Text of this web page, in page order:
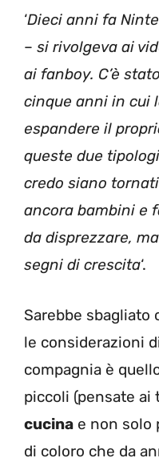
‘Dieci anni fa
– si rivolgeva ai
ai fanboy. C’è
cinque anni in cui
espandere il
queste due
credo siano
ancora bambini e
da disprezzare,
segni di crescita‘.
Sarebbe sbagliato
le considerazioni
compagnia è
piccoli (pensate ai
cucina e non solo
di coloro che da